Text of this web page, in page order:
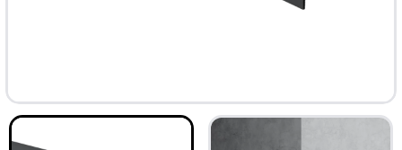
ТОП -33%